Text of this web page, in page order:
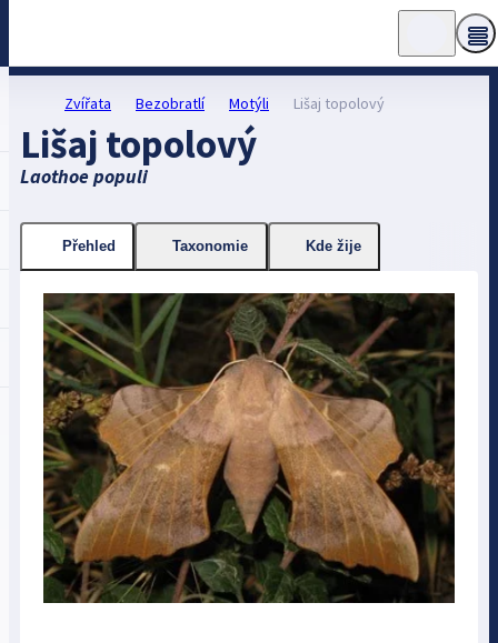
Zvířata Bezobratlí Motýli Lišaj topolový
Lišaj topolový
Laothoe populi
Přehled Taxonomie Kde žije